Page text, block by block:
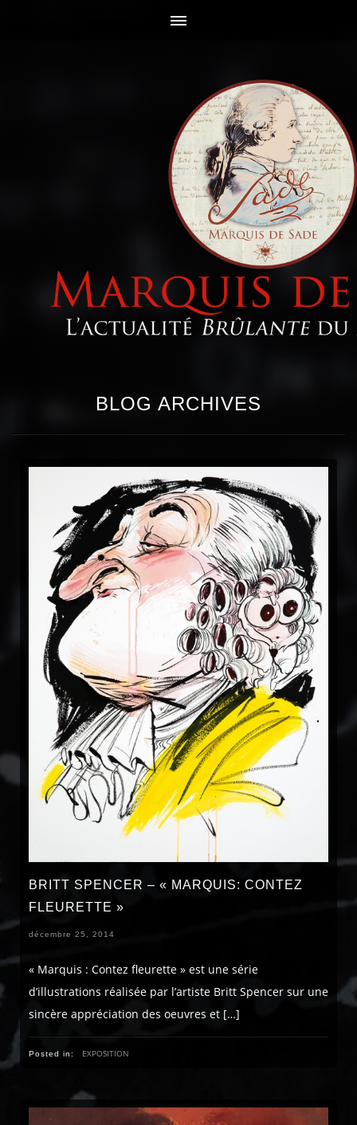
BLOG ARCHIVES
BRITT SPENCER – « MARQUIS: CONTEZ
FLEURETTE »
décembre 25, 2014
« Marquis : Contez fleurette » est une série
d’illustrations réalisée par l’artiste Britt Spencer sur une
sincère appréciation des oeuvres et […]
Posted in: EXPOSITION